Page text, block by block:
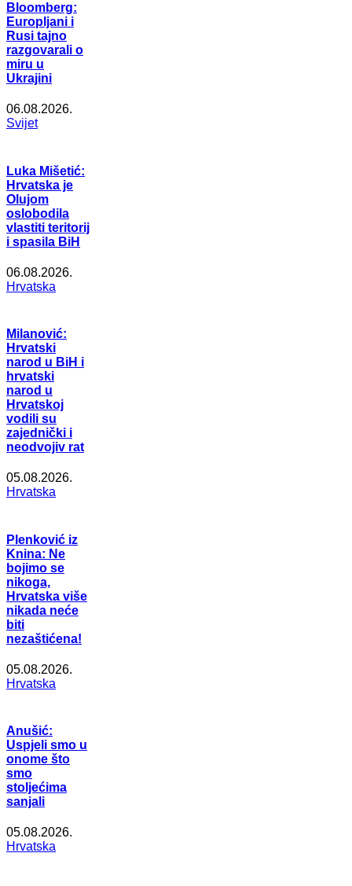
Bloomberg:
Europljani i
Rusi tajno
razgovarali o
miru u
Ukrajini
06.08.2026.
Svijet
Luka Mišetić:
Hrvatska je
Olujom
oslobodila
vlastiti teritorij
i spasila BiH
06.08.2026.
Hrvatska
Milanović:
Hrvatski
narod u BiH i
hrvatski
narod u
Hrvatskoj
vodili su
zajednički i
neodvojiv rat
05.08.2026.
Hrvatska
Plenković iz
Knina: Ne
bojimo se
nikoga,
Hrvatska više
nikada neće
biti
nezaštićena!
05.08.2026.
Hrvatska
Anušić:
Uspjeli smo u
onome što
smo
stoljećima
sanjali
05.08.2026.
Hrvatska